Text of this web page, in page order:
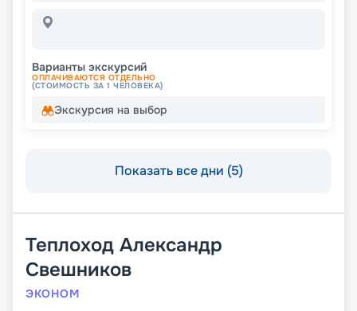
Варианты экскурсий
ОПЛАЧИВАЮТСЯ ОТДЕЛЬНО
(СТОИМОСТЬ ЗА 1 ЧЕЛОВЕКА)
Экскурсия на выбор
Показать все дни (5)
Теплоход Александр
Свешников
ЭКОНОМ